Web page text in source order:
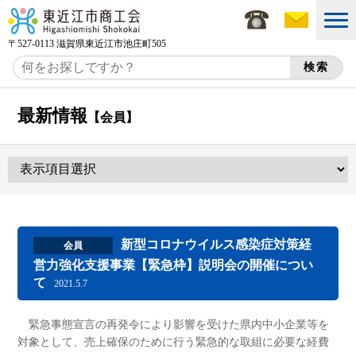
〒527-0113 滋賀県東近江市池庄町505
最新情報 【会員】
会員
新型コロナウイルス感染症対策経
営力強化支援事業【緊急枠】説明会の開催につい
て
2021.5.7
緊急事態宣言の再発令により影響を受けた県内中小企業等を
対象として、売上確保のために行う緊急的な取組に必要な経費